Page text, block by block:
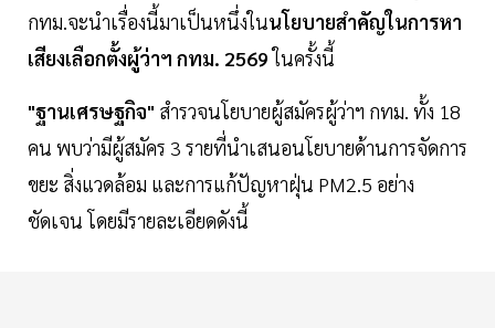
กทม.จะนำเรื่องนี้มาเป็นหนึ่งในนโยบายสำคัญในการหา
เสียงเลือกตั้งผู้ว่าฯ กทม. 2569ในครั้งนี้
"ฐานเศรษฐกิจ" สำรวจนโยบายผู้สมัครผู้ว่าฯ กทม. ทั้ง 18
คน พบว่ามีผู้สมัคร 3 รายที่นำเสนอนโยบายด้านการจัดการ
ขยะ สิ่งแวดล้อม และการแก้ปัญหาฝุ่น PM2.5 อย่าง
ชัดเจน โดยมีรายละเอียดดังนี้